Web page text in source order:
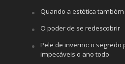
Quando a estética
O poder de se redescobrir
Pele de inverno: o segredo
impecáveis o ano todo